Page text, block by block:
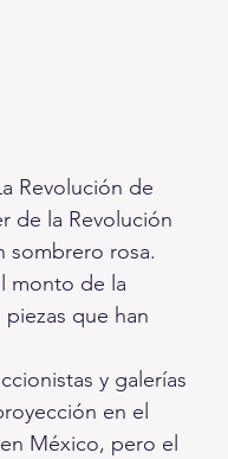
Revolución de
de la Revolución
sombrero rosa.
monto de la
que han
y galerías
en el
México, pero el